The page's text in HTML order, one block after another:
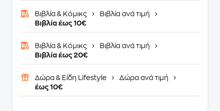
Βιβλία & Κόμικς
Βιβλία ανά τιμή
Βιβλία έως 10€
Βιβλία & Κόμικς
Βιβλία ανά τιμή
Βιβλία έως 20€
Δώρα & Είδη Lifestyle
Δώρα ανά τιμή
έως 10€